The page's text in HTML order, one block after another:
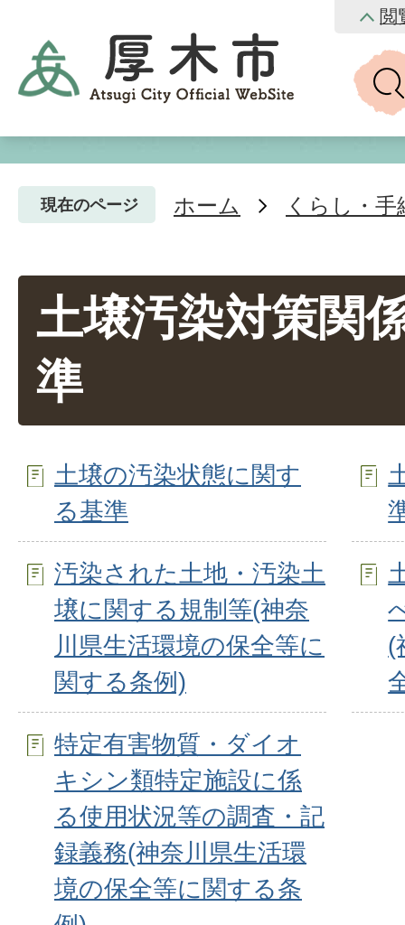
閲
現在のページ ホーム くらし・手
土壌汚染対策関
準
土壌の汚染状態に関す
る基準
汚染された土地・汚染土
壌に関する規制等(神奈
川県生活環境の保全等に
関する条例)
(
特定有害物質・ダイオ
キシン類特定施設に係
る使用状況等の調査・記
録義務(神奈川県生活環
境の保全等に関する条